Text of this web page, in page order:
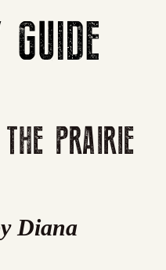
PRAIRIE
Diana